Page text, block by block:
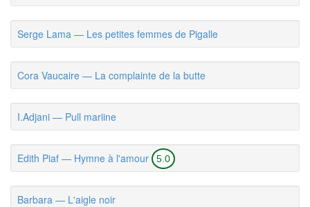
Serge Lama — Les petites femmes de Pigalle
Cora Vaucaire — La complainte de la butte
I.Adjani — Pull mariine
Edith Piaf — Hymne à l'amour 5.0
Barbara — L'aigle noir